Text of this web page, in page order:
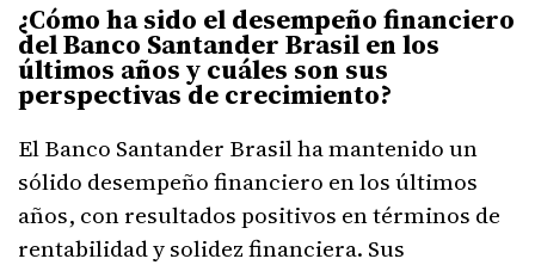
¿Cómo ha sido el desempeño financiero
del Banco Santander Brasil en los
últimos años y cuáles son sus
perspectivas de crecimiento?
El Banco Santander Brasil ha mantenido un
sólido desempeño financiero en los últimos
años, con resultados positivos en términos de
rentabilidad y solidez financiera. Sus